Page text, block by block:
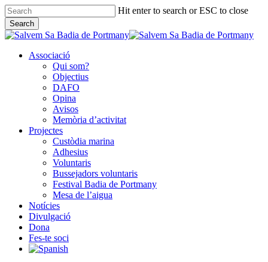
Skip
to
main
content
Hit enter to search or ESC to close
Search
Close
Associació
Qui som?
Objectius
DAFO
Opina
Avisos
Memòria d’activitat
Projectes
Custòdia marina
Adhesius
Voluntaris
Bussejadors voluntaris
Festival Badia de Portmany
Mesa de l’aigua
Notícies
Divulgació
Dona
Fes-te soci